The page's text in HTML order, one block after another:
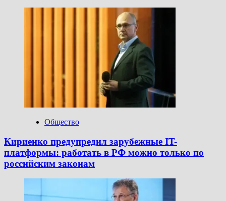
Общество
Кириенко предупредил зарубежные IT-
платформы: работать в РФ можно только по
российским законам